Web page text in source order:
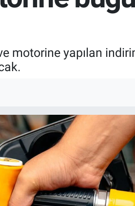
motorine yapılan